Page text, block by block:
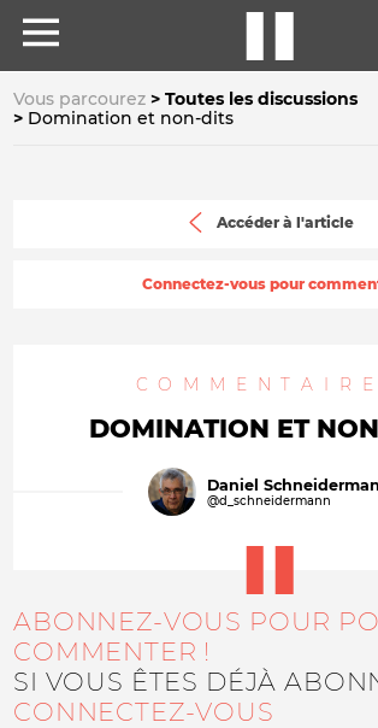
Vous parcourez
Toutes les discussions
Domination et non-dits
Accéder à l'article
Connectez-vous pour
DOMINATION ET
Daniel
@d_schneidermann
ABONNEZ-VOUS POUR
COMMENTER !
SI VOUS ÊTES DÉJÀ
CONNECTEZ-VOUS